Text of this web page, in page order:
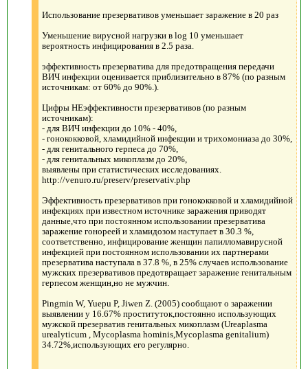
Использование презервативов уменьшает заражение в 20 раз
Уменьшение вирусной нагрузки в log 10 уменьшает
вероятность инфицирования в 2.5 раза.
эффективность презерватива для предотвращения передачи
ВИЧ инфекции оценивается приблизительно в 87% (по разным
источникам: от 60% до 90%.).
Цифры НЕэффективности презервативов (по разным
источникам):
- для ВИЧ инфекции до 10% - 40%,
- гонококковой, хламидийной инфекции и трихомониаза до 30%,
- для генитального герпеса до 70%,
- для генитальных микоплазм до 20%,
выявлены при статистических исследованиях.
http://venuro.ru/preserv/preservativ.php
Эффективность презервативов при гонококковой и хламидийной
инфекциях при известном источнике заражения приводят
данные,что при постоянном использовании презерватива
заражение гонореей и хламидозом наступает в 30.3 %,
соответственно, инфицирование женщин папилломавирусной
инфекцией при постоянном использовании их партнерами
презерватива наступала в 37.8 %, в 25% случаев использование
мужских презервативов предотвращает заражение генитальным
герпесом женщин,но не мужчин.
Pingmin W, Yuepu P, Jiwen Z. (2005) сообщают о заражении
выявлении у 16.67% проституток,постоянно использующих
мужской презерватив генитальных микоплазм (Ureaplasma
urealyticum , Mycoplasma hominis,Mycoplasma genitalium)
34.72%,использующих его регулярно.